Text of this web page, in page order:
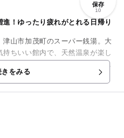
保存
10
！ゆったり疲れがとれる日帰り
山市加茂町のスーパー銭湯。大
ちいい館内で、天然温泉が楽し
ルなのですが、特に市内住民に
...
きをみる